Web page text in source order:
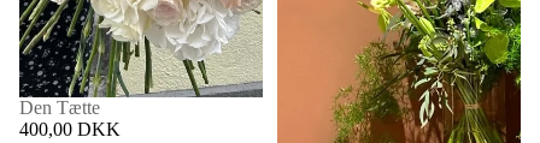
Den Tætte
400,00 DKK